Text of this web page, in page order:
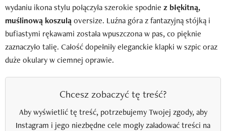
wydaniu ikona stylu połączyła szerokie spodnie z błękitną,
muślinową koszulą oversize. Luźna góra z fantazyjną stójką i
bufiastymi rękawami została wpuszczona w pas, co pięknie
zaznaczyło talię. Całość dopełniły eleganckie klapki w szpic oraz
duże okulary w ciemnej oprawie.
Chcesz zobaczyć tę treść?
Aby wyświetlić tę treść, potrzebujemy Twojej zgody, aby
Instagram i jego niezbędne cele mogły załadować treści na